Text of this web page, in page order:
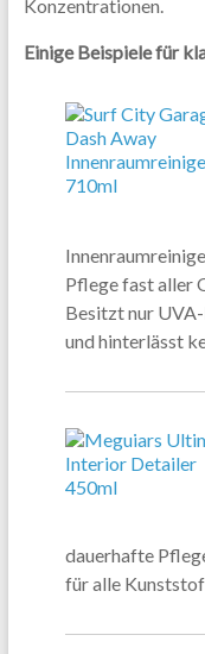
Konzentrationen.
Einige Beispiele für
Pflege fast aller
Besitzt nur
und hinterlässt
dauerhafte
für alle